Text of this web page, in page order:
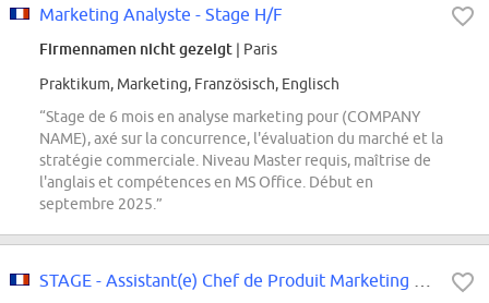
Marketing Analyste - Stage H/F
Firmennamen nicht gezeigt | Paris
Praktikum, Marketing, Französisch, Englisch
“Stage de 6 mois en analyse marketing pour (COMPANY
NAME), axé sur la concurrence, l'évaluation du marché et la
stratégie commerciale. Niveau Master requis, maîtrise de
l'anglais et compétences en MS Office. Début en
septembre 2025.”